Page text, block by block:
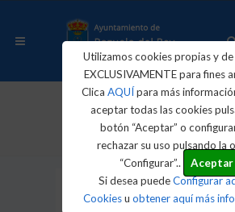
Utilizamos cookies propias y
EXCLUSIVAMENTE para fines
Clica AQUÍ para más
aceptar todas las cookies
botón “Aceptar” o
rechazar su uso pulsando la
“Configurar”..
Aceptar
Si desea puedeConfigurar
Cookiesuobtener aquí más
Inicio Actualidad
🌞 ¡CAMPAMENTO DE
🌞